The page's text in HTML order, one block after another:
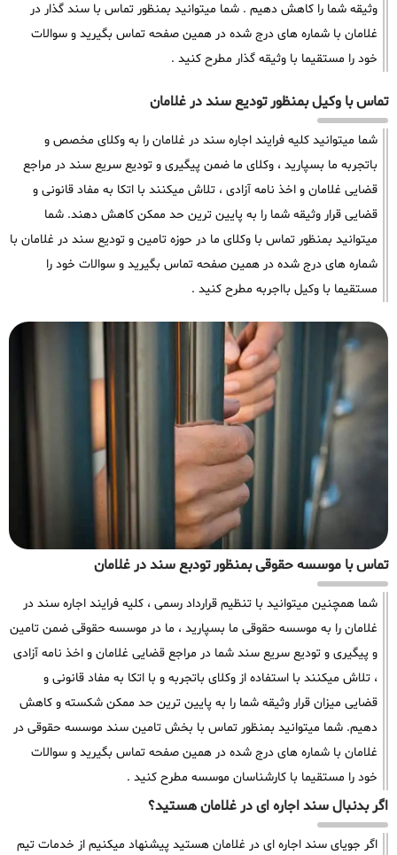
وثیقه شما را کاهش دهیم . شما میتوانید بمنظور تماس با سند گذار در
غلامان با شماره های درج شده در همین صفحه تماس بگیرید و سوالات
خود را مستقیما با وثیقه گذار مطرح کنید .
تماس با وکیل بمنظور تودیع سند در غلامان
شما میتوانید کلیه فرایند اجاره سند در غلامان را به وکلای مخصص و
باتجربه ما بسپارید ، وکلای ما ضمن پیگیری و تودیع سریع سند در مراجع
قضایی غلامان و اخذ نامه آزادی ، تلاش میکنند با اتکا به مفاد قانونی و
قضایی قرار وثیقه شما را به پایین ترین حد ممکن کاهش دهند. شما
میتوانید بمنظور تماس با وکلای ما در حوزه تامین و تودیع سند در غلامان با
شماره های درج شده در همین صفحه تماس بگیرید و سوالات خود را
مستقیما با وکیل بااجربه مطرح کنید .
تماس با موسسه حقوقی بمنظور تودبع سند در غلامان
شما همچنین میتوانید با تنظیم قرارداد رسمی ، کلیه فرایند اجاره سند در
غلامان را به موسسه حقوقی ما بسپارید ، ما در موسسه حقوقی ضمن تامین
و پیگیری و تودیع سریع سند شما در مراجع قضایی غلامان و اخذ نامه آزادی
، تلاش میکنند با استفاده از وکلای باتجربه و با اتکا به مفاد قانونی و
قضایی میزان قرار وثیقه شما را به پایین ترین حد ممکن شکسته و کاهش
دهیم. شما میتوانید بمنظور تماس با بخش تامین سند موسسه حقوقی در
غلامان با شماره های درج شده در همین صفحه تماس بگیرید و سوالات
خود را مستقیما با کارشناسان موسسه مطرح کنید .
اگر بدنبال سند اجاره ای در غلامان هستید؟
اگر جویای سند اجاره ای در غلامان هستید پیشنهاد میکنیم از خدمات تیم